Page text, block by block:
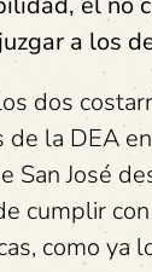
a los
dos
de la DEA
San José
cumplir
como ya